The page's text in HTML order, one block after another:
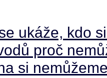
ukáže, kdo
proč
si